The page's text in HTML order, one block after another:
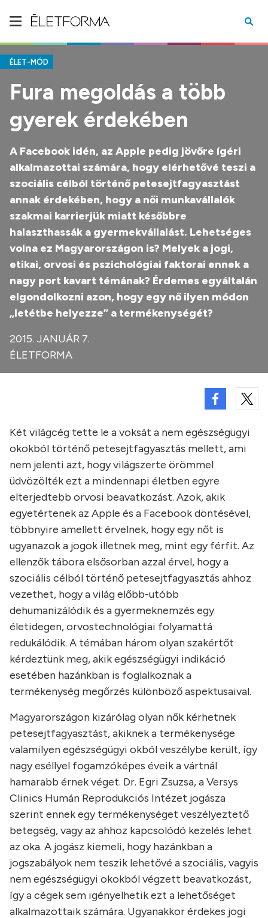
ÉLET-MÓD
Fura megoldás a több
gyerek érdekében
A Facebook idén, az Apple pedig jövőre ígéri
alkalmazottai számára, hogy elérhetővé teszi a
szociális célból történő petesejtfagyasztást
annak érdekében, hogy a női munkavállalók
szakmai karrierjük miatt későbbre
halaszthassák a gyermekvállalást. Lehetséges
volna ez Magyarországon is? Melyek a jogi,
etikai, orvosi és pszichológiai faktorai ennek a
nagy port kavart témának? Érdemes egyáltalán
elgondolkozni azon, hogy egy nő ilyen módon
„letétbe helyezze” a termékenységét?
2015. JANUÁR 7.
ÉLETFORMA
Két világcég tette le a voksát a nem egészségügyi
okokból történő petesejtfagyasztás mellett, ami
nem jelenti azt, hogy világszerte örömmel
üdvözölték ezt a mindennapi életben egyre
elterjedtebb orvosi beavatkozást. Azok, akik
egyetértenek az Apple és a Facebook döntésével,
többnyire amellett érvelnek, hogy egy nőt is
ugyanazok a jogok illetnek meg, mint egy férfit. Az
ellenzők tábora elsősorban azzal érvel, hogy a
szociális célból történő petesejtfagyasztás ahhoz
vezethet, hogy a világ előbb-utóbb
dehumanizálódik és a gyermeknemzés egy
életidegen, orvostechnológiai folyamattá
redukálódik. A témában három olyan szakértőt
kérdeztünk meg, akik egészségügyi indikáció
esetében hazánkban is foglalkoznak a
termékenység megőrzés különböző aspektusaival.
Magyarországon kizárólag olyan nők kérhetnek
petesejtfagyasztást, akiknek a termékenysége
valamilyen egészségügyi okból veszélybe került, így
nagy eséllyel fogamzóképes éveik a vártnál
hamarabb érnek véget. Dr. Egri Zsuzsa, a Versys
Clinics Humán Reprodukciós Intézet jogásza
szerint ennek egy termékenységet veszélyeztető
betegség, vagy az ahhoz kapcsolódó kezelés lehet
az oka. A jogász kiemeli, hogy hazánkban a
jogszabályok nem teszik lehetővé a szociális, vagyis
nem egészségügyi okokból végzett beavatkozást,
így a cégek sem igényelhetik ezt a lehetőséget
alkalmazottaik számára. Ugyanakkor érdekes jogi